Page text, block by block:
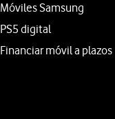
Móviles Samsung
PS5 digital
Financiar móvil a plazos